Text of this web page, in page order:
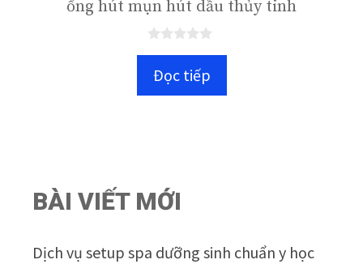
ống hút mụn hút dầu thủy tinh
gĐọc tiếp
BÀI VIẾT MỚI
Dịch vụ setup spa dưỡng sinh chuẩn y học